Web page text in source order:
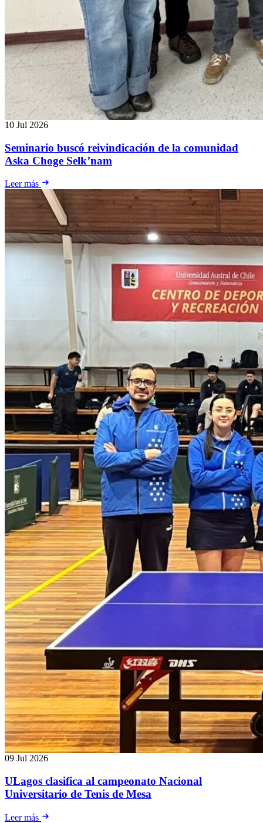
10 Jul 2026
Seminario buscó reivindicación de la comunidad
Aska Choge Selk’nam
Leer más
09 Jul 2026
ULagos clasifica al campeonato Nacional
Universitario de Tenis de Mesa
Leer más